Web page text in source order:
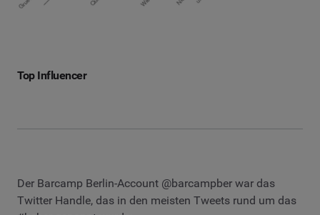
Top Influencer
Der Barcamp Berlin-Account @barcampber war das
Twitter Handle, das in den meisten Tweets rund um das